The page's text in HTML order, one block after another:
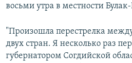
восьми утра в местности
"Произошла перестрелка
двух стран. Я несколько раз
губернатором Согдийской